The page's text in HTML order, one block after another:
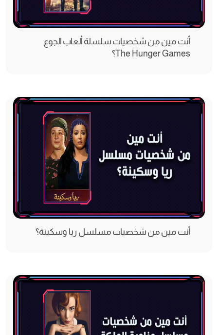
أنت مين من شخصيات سلسلة ألعاب الجوع
The Hunger Games؟
أنت مین من شخصیات مسلسل ریا وسكینة؟